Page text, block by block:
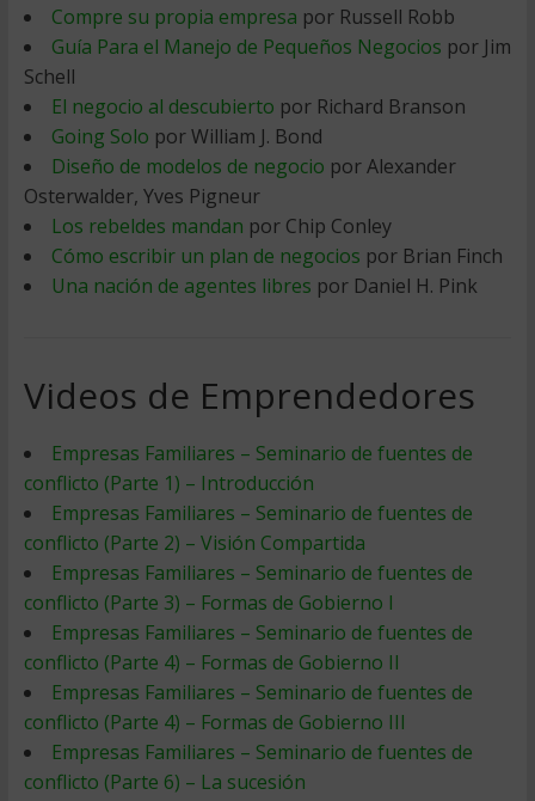
Compre su propia empresa por Russell Robb
Guía Para el Manejo de Pequeños Negocios por Jim
Schell
El negocio al descubierto por Richard Branson
Going Solo por William J. Bond
Diseño de modelos de negocio por Alexander
Osterwalder, Yves Pigneur
Los rebeldes mandan por Chip Conley
Cómo escribir un plan de negocios por Brian Finch
Una nación de agentes libres por Daniel H. Pink
Videos de Emprendedores
Empresas Familiares – Seminario de fuentes de
conflicto (Parte 1) – Introducción
Empresas Familiares – Seminario de fuentes de
conflicto (Parte 2) – Visión Compartida
Empresas Familiares – Seminario de fuentes de
conflicto (Parte 3) – Formas de Gobierno I
Empresas Familiares – Seminario de fuentes de
conflicto (Parte 4) – Formas de Gobierno II
Empresas Familiares – Seminario de fuentes de
conflicto (Parte 4) – Formas de Gobierno III
Empresas Familiares – Seminario de fuentes de
conflicto (Parte 6) – La sucesión